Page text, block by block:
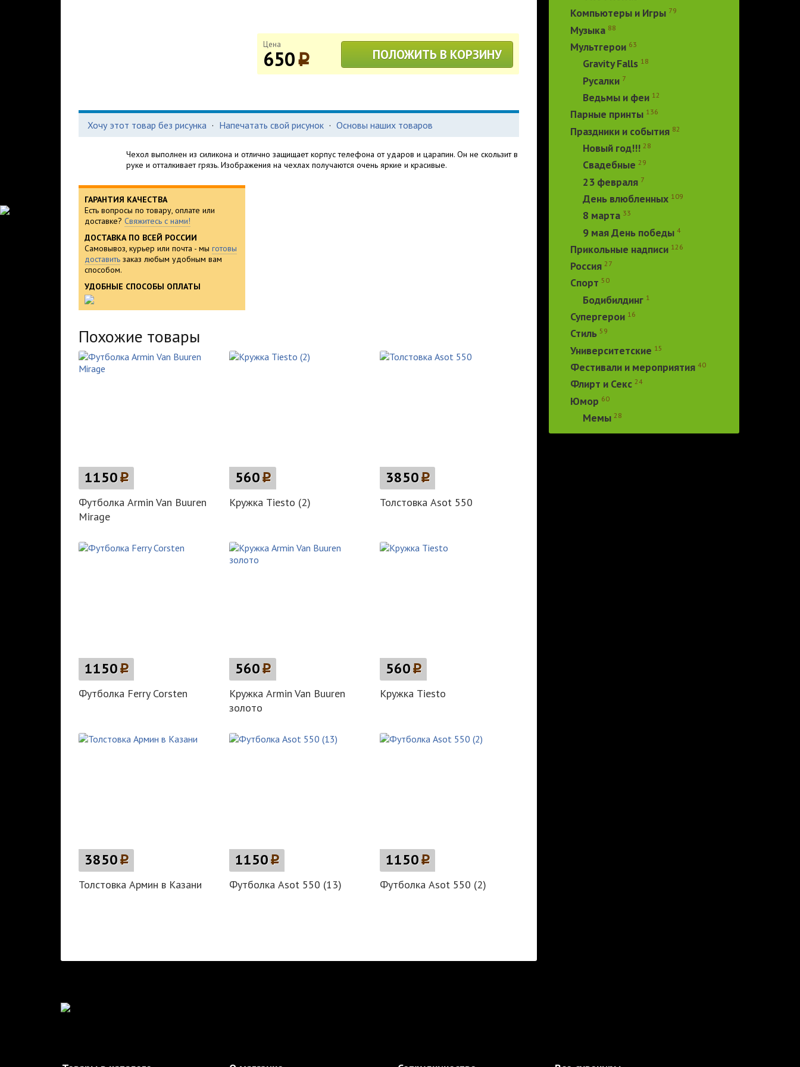
Цена
650p ПОЛОЖИТЬ В КОРЗИНУ
Хочу этот товар без рисунка · Напечатать свой рисунок · Основы наших товаров
Чехол выполнен из силикона и отлично защищает корпус телефона от ударов и царапин. Он не скользит в
руке и отталкивает грязь. Изображения на чехлах получаются очень яркие и красивые.
ГАРАНТИЯ КАЧЕСТВА
Есть вопросы по товару, оплате или
доставке? Свяжитесь с нами!
ДОСТАВКА ПО ВСЕЙ РОССИИ
Самовывоз, курьер или почта - мы готовы
доставить заказ любым удобным вам
способом.
УДОБНЫЕ СПОСОБЫ ОПЛАТЫ
Похожие товары
1150p
Футболка Armin Van Buuren
Mirage
560p
Кружка Tiesto (2)
3850p
Толстовка Asot 550
1150p
Футболка Ferry Corsten
560p
Кружка Armin Van Buuren
золото
560p
Кружка Tiesto
3850p
Толстовка Армин в Казани
1150p
Футболка Asot 550 (13)
1150p
Футболка Asot 550 (2)
Компьютеры и Игры 79
Музыка 88
Мультгерои 63
Gravity Falls 18
Русалки 7
Ведьмы и феи 12
Парные принты 136
Праздники и события 82
Новый год!!! 28
Свадебные 29
23 февраля 7
День влюбленных 109
8 марта 33
9 мая День победы 4
Прикольные надписи 126
Россия 27
Спорт 50
Бодибилдинг 1
Супергерои 16
Стиль 59
Университетские 15
Фестивали и мероприятия 40
Флирт и Секс 24
Юмор 60
Мемы 28